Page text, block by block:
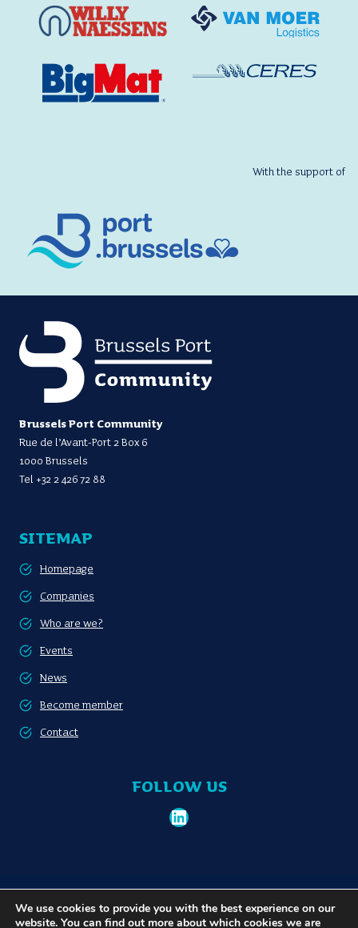
With the support of
Brussels Port Community
Rue de l’Avant-Port 2 Box 6
1000 Brussels
Tel +32 2 426 72 88
SITEMAP
Homepage
Companies
Who are we?
Events
News
Become member
Contact
FOLLOW US
LinkedIn
We use cookies to provide you with the best experience on our
website. You can find out more about which cookies we are